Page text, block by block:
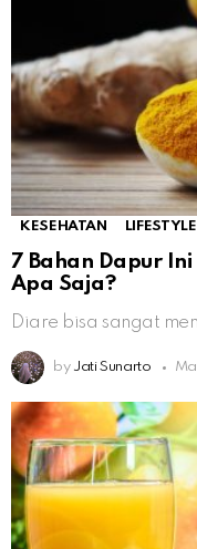
KESEHATAN LIFESTYLE
7 Bahan Dapur
Apa Saja?
Diare bisa sangat
by Jati Sunarto